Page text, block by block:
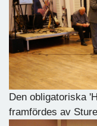
Den obligatoriska
framfördes av